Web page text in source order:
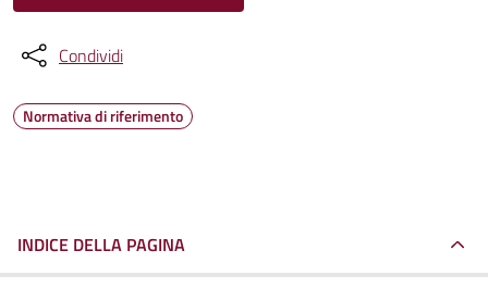
Condividi
Normativa di riferimento
INDICE DELLA PAGINA